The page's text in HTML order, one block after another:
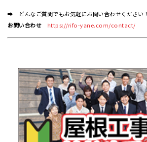
➡ どんなご質問でもお気軽にお問い合わせください！
お問い合わせ
https://rifo-yane.com/contact/